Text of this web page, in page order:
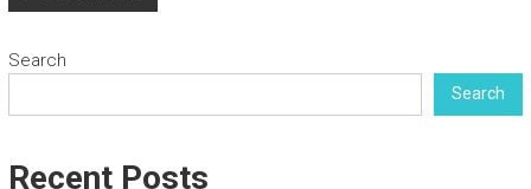
Search
Search
Recent Posts